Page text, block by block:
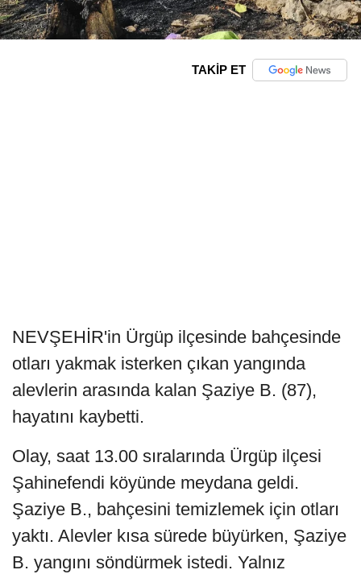
TAKİP ET
NEVŞEHİR'in Ürgüp ilçesinde bahçesinde
otları yakmak isterken çıkan yangında
alevlerin arasında kalan Şaziye B. (87),
hayatını kaybetti.
Olay, saat 13.00 sıralarında Ürgüp ilçesi
Şahinefendi köyünde meydana geldi.
Şaziye B., bahçesini temizlemek için otları
yaktı. Alevler kısa sürede büyürken, Şaziye
B. yangını söndürmek istedi. Yalnız